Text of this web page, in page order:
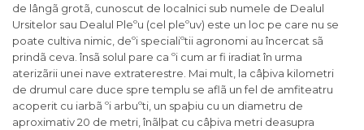
de lângã grotã, cunoscut de localnici sub numele de Dealul
Ursitelor sau Dealul Pleºu (cel pleºuv) este un loc pe care nu se
poate cultiva nimic, deºi specialiºtii agronomi au încercat sã
prindã ceva. însã solul pare ca ºi cum ar fi iradiat în urma
aterizãrii unei nave extraterestre. Mai mult, la câþiva kilometri
de drumul care duce spre templu se aflã un fel de amfiteatru
acoperit cu iarbã ºi arbuºti, un spaþiu cu un diametru de
aproximativ 20 de metri, înãlþat cu câþiva metri deasupra